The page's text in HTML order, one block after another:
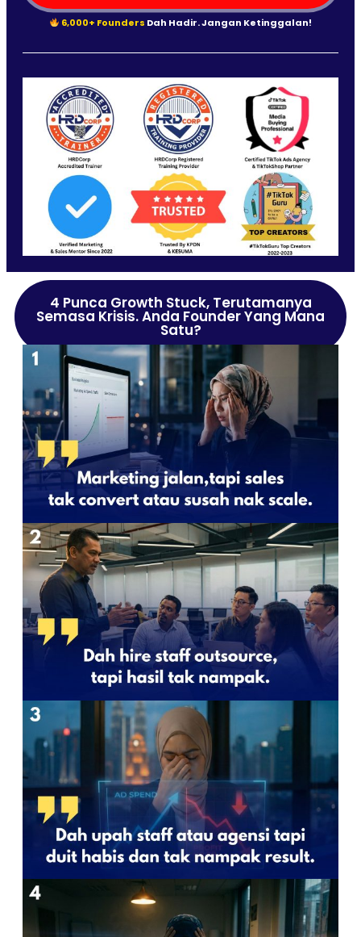
6,000+ Founders Dah Hadir. Jangan Ketinggalan!
4 Punca Growth Stuck, Terutamanya
Semasa Krisis. Anda Founder Yang Mana
Satu?